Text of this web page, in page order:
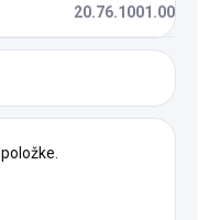
20.76.1001.00